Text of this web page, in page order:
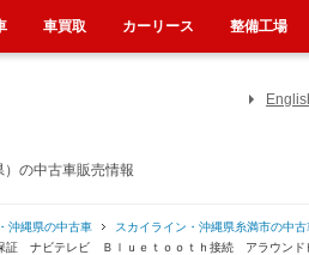
の中古車販売情報
沖縄県の中古車
スカイライン・沖縄県糸満市の中古
証 ナビテレビ Ｂｌｕｅｔｏｏｔｈ接続 アラウンド
車買取 カーリース 整備工場